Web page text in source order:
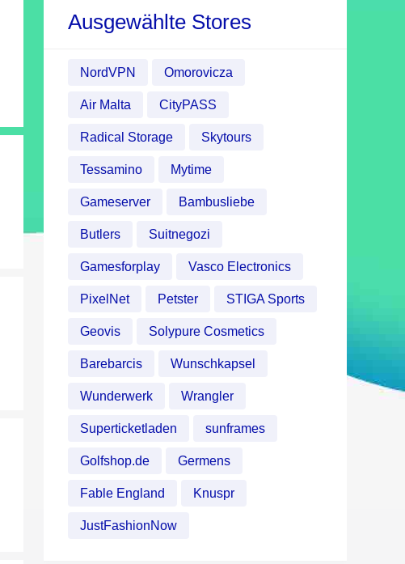
Ausgewählte Stores
NordVPN Omorovicza
Air Malta CityPASS
Radical Storage Skytours
Tessamino Mytime
Gameserver Bambusliebe
Butlers Suitnegozi
Gamesforplay Vasco Electronics
PixelNet Petster STIGA Sports
Geovis Solypure Cosmetics
Barebarcis Wunschkapsel
Wunderwerk Wrangler
Superticketladen sunframes
Golfshop.de Germens
Fable England Knuspr
JustFashionNow